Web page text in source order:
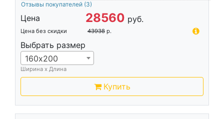
Отзывы покупателей (3)
Цена 28560 руб.
Цена без скидки 43938 р.
Выбрать размер
160х200
Ширина х Длина
Купить